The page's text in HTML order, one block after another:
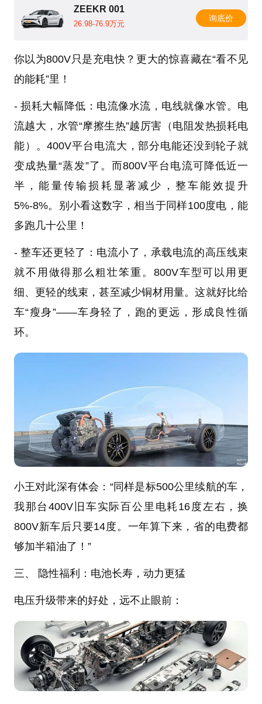
ZEEKR 001
26.98-76.9万元
询底价
你以为800V只是充电快？更大的惊喜藏在“看不见
的能耗”里！
- 损耗大幅降低：电流像水流，电线就像水管。电
流越大，水管“摩擦生热”越厉害（电阻发热损耗电
能）。400V平台电流大，部分电能还没到轮子就
变成热量“蒸发”了。而800V平台电流可降低近一
半，能量传输损耗显著减少，整车能效提升
5%-8%。别小看这数字，相当于同样100度电，能
多跑几十公里！
- 整车还更轻了：电流小了，承载电流的高压线束
就不用做得那么粗壮笨重。800V车型可以用更
细、更轻的线束，甚至减少铜材用量。这就好比给
车“瘦身”——车身轻了，跑的更远，形成良性循
环。
小王对此深有体会：“同样是标500公里续航的车，
我那台400V旧车实际百公里电耗16度左右，换
800V新车后只要14度。一年算下来，省的电费都
够加半箱油了！”
三、 隐性福利：电池长寿，动力更猛
电压升级带来的好处，远不止眼前：